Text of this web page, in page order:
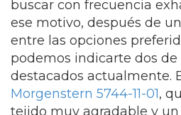
buscar con frecuencia
ese motivo, después de
entre las opciones
podemos indicarte dos
destacados actualmente.
Morgenstern 5744-11-01,
tejido muy agradable y